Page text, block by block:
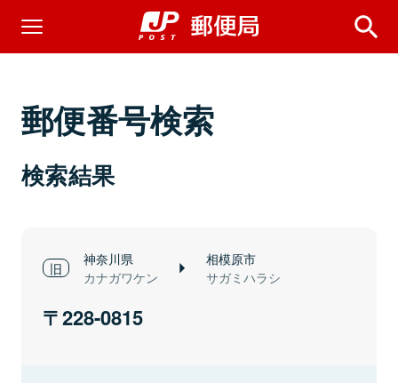
郵便番号検索
検索結果
神奈川県
カナガワケン
相模原市
サガミハラシ
228-0815